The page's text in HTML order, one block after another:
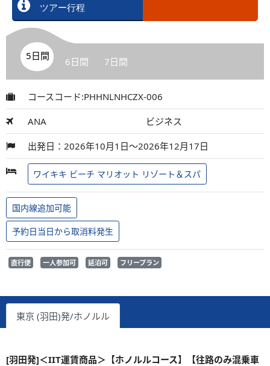
ツアー行程
5日間 6日間 7日間
コースコード:PHHNLNHCZX-006
ANA ビジネス
出発日：2026年10月1日～2026年12月17日
ワイキキ ビーチ マリオット リゾート＆スパ
国内線追加可能
予約日当日から取消料発生
直行便 一人参加可 延泊可 フリープラン
東京 (羽田)発/ホノルル
[羽田発]＜IIT運賃商品＞【ホノルルコース】【往路のみ混乗車